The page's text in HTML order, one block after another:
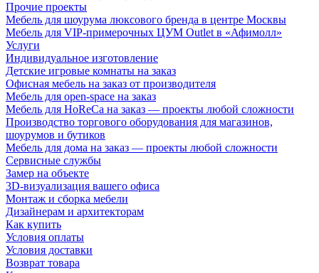
Прочие проекты
Мебель для шоурума люксового бренда в центре Москвы
Мебель для VIP-примерочных ЦУМ Outlet в «Афимолл»
Услуги
Индивидуальное изготовление
Детские игровые комнаты на заказ
Офисная мебель на заказ от производителя
Мебель для open-space на заказ
Мебель для HoReCa на заказ — проекты любой сложности
Производство торгового оборудования для магазинов,
шоурумов и бутиков
Мебель для дома на заказ — проекты любой сложности
Сервисные службы
Замер на объекте
3D-визуализация вашего офиса
Монтаж и сборка мебели
Дизайнерам и архитекторам
Как купить
Условия оплаты
Условия доставки
Возврат товара